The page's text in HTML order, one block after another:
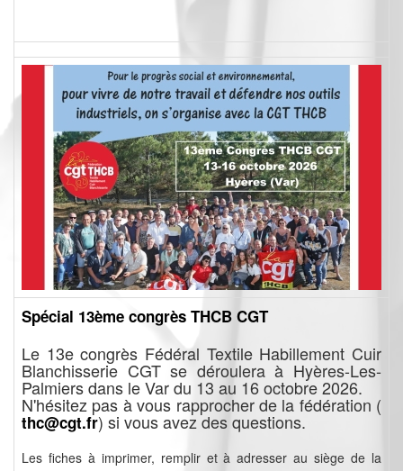
Spécial 13ème congrès THCB CGT
Le 13e congrès Fédéral Textile Habillement Cuir
Blanchisserie CGT se déroulera à Hyères-Les-
Palmiers dans le Var du 13 au 16 octobre 2026.
N'hésitez pas à vous rapprocher de la fédération (
thc@cgt.fr) si vous avez des questions.
Les fiches à imprimer, remplir et à adresser au siège de la